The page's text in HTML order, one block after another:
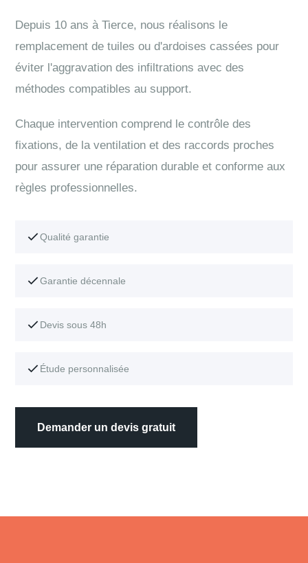
Depuis 10 ans à Tierce, nous réalisons le
remplacement de tuiles ou d'ardoises cassées pour
éviter l'aggravation des infiltrations avec des
méthodes compatibles au support.
Chaque intervention comprend le contrôle des
fixations, de la ventilation et des raccords proches
pour assurer une réparation durable et conforme aux
règles professionnelles.
Qualité garantie
Garantie décennale
Devis sous 48h
Étude personnalisée
Demander un devis gratuit